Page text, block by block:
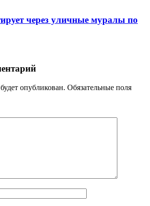
через уличные муралы по
опубликован. Обязательные поля